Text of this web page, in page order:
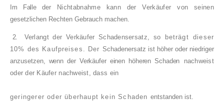
Im Falle der
Nichtabnahme kann der Verkäufer von seinen
gesetzlichen Rechten Gebrauch machen.
2. Verlangt der Verkäufer Schadensersatz, so
beträgt dieser
10% des Kaufpreises. Der Schadenersatz ist höher oder niedriger
anzuset­zen, wenn der Verkäufer einen höheren Schaden
nachweist
oder der Käufer nachweist, dass ein
geringerer oder überhaupt kein Schaden entstanden ist.